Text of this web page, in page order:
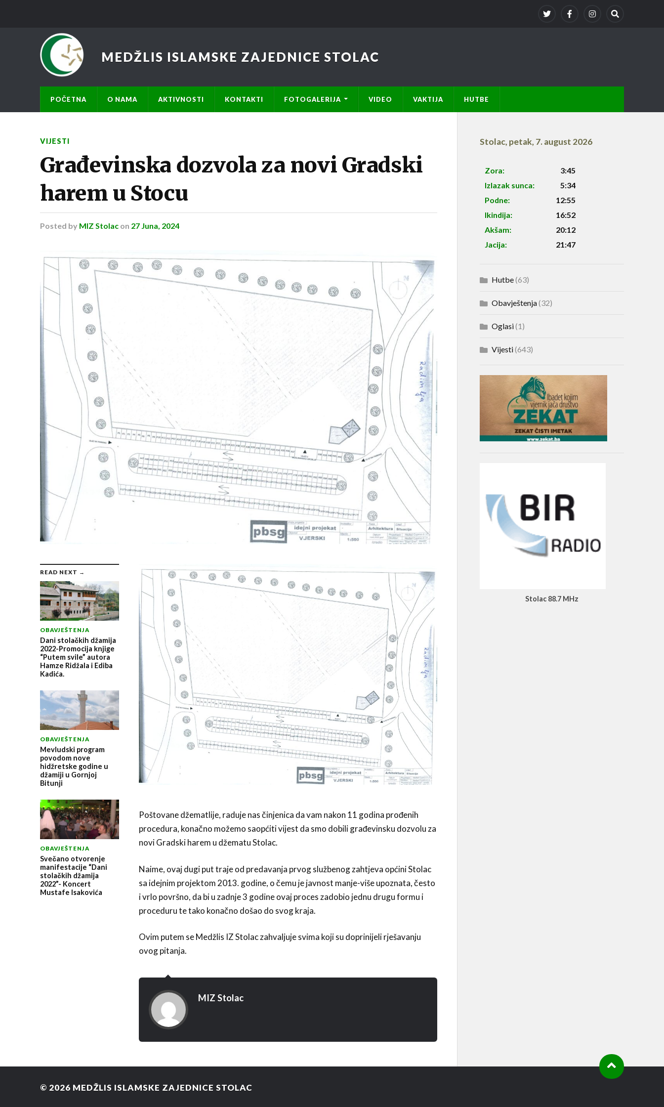
MEDŽLIS ISLAMSKE ZAJEDNICE STOLAC
POČETNA O NAMA AKTIVNOSTI KONTAKTI FOTOGALERIJA VIDEO VAKTIJA HUTBE
VIJESTI
Građevinska dozvola za novi Gradski
harem u Stocu
Posted by MIZ Stolac on 27 Juna, 2024
READ NEXT →
OBAVJEŠTENJA
Dani stolačkih džamija
2022-Promocija knjige
“Putem svile” autora
Hamze Ridžala i Ediba
Kadića.
OBAVJEŠTENJA
Mevludski program
povodom nove
hidžretske godine u
džamiji u Gornjoj
Bitunji
OBAVJEŠTENJA
Svečano otvorenje
manifestacije “Dani
stolačkih džamija
2022”- Koncert
Mustafe Isakovića
Poštovane džematlije, raduje nas činjenica da vam nakon 11 godina prođenih
procedura, konačno možemo saopćiti vijest da smo dobili građevinsku dozvolu za
novi Gradski harem u džematu Stolac.
Naime, ovaj dugi put traje od predavanja prvog službenog zahtjeva općini Stolac
sa idejnim projektom 2013. godine, o čemu je javnost manje-više upoznata, često
i vrlo površno, da bi u zadnje 3 godine ovaj proces zadobio jednu drugu formu i
proceduru te tako konačno došao do svog kraja.
Ovim putem se Medžlis IZ Stolac zahvaljuje svima koji su doprinijeli rješavanju
ovog pitanja.
MIZ Stolac
Stolac, petak, 7. august 2026
Zora:
3:45
Izlazak sunca:
5:34
Podne:
12:55
Ikindija:
16:52
Akšam:
20:12
Jacija:
21:47
Hutbe(63)
Obavještenja(32)
Oglasi(1)
Vijesti(643)
Stolac 88.7 MHz
© 2026 MEDŽLIS ISLAMSKE ZAJEDNICE STOLAC